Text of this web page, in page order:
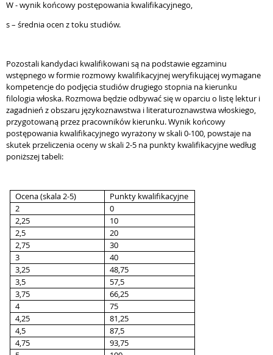
W - wynik końcowy postępowania kwalifikacyjnego,
s – średnia ocen z toku studiów.
Pozostali kandydaci kwalifikowani są na podstawie egzaminu
wstępnego w formie rozmowy kwalifikacyjnej weryfikującej wymagane
kompetencje do podjęcia studiów drugiego stopnia na kierunku
filologia włoska. Rozmowa będzie odbywać się w oparciu o listę lektur i
zagadnień z obszaru językoznawstwa i literaturoznawstwa włoskiego,
przygotowaną przez pracowników kierunku. Wynik końcowy
postępowania kwalifikacyjnego wyrażony w skali 0-100, powstaje na
skutek przeliczenia oceny w skali 2-5 na punkty kwalifikacyjne według
poniższej tabeli:
Ocena (skala 2-5)
Punkty kwalifikacyjne
2
0
2,25
10
2,5
20
2,75
30
3
40
3,25
48,75
3,5
57,5
3,75
66,25
4
75
4,25
81,25
4,5
87,5
4,75
93,75